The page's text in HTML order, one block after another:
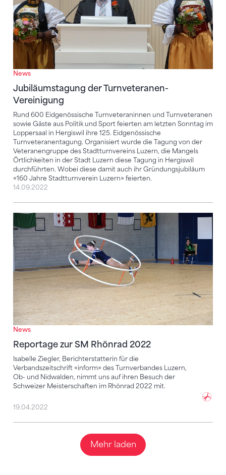
News
Jubiläumstagung der Turnveteranen-
Vereinigung
Rund 600 Eidgenössische Turnveteraninnen und Turnveteranen
sowie Gäste aus Politik und Sport feierten am letzten Sonntag im
Loppersaal in Hergiswil ihre 125. Eidgenössische
Turnveteranentagung. Organisiert wurde die Tagung von der
Veteranengruppe des Stadtturnvereins Luzern, die Mangels
Örtlichkeiten in der Stadt Luzern diese Tagung in Hergiswil
durchführten. Wobei diese damit auch ihr Gründungsjubiläum
«160 Jahre Stadtturnverein Luzern» feierten.
14.09.2022
News
Reportage zur SM Rhönrad 2022
Isabelle Ziegler, Berichterstatterin für die
Verbandszeitschrift «inform» des Turnverbandes Luzern,
Ob- und Nidwalden, nimmt uns auf ihren Besuch der
Schweizer Meisterschaften im Rhönrad 2022 mit.
Reportage zur SM Rhönrad 2022
19.04.2022
Mehr laden